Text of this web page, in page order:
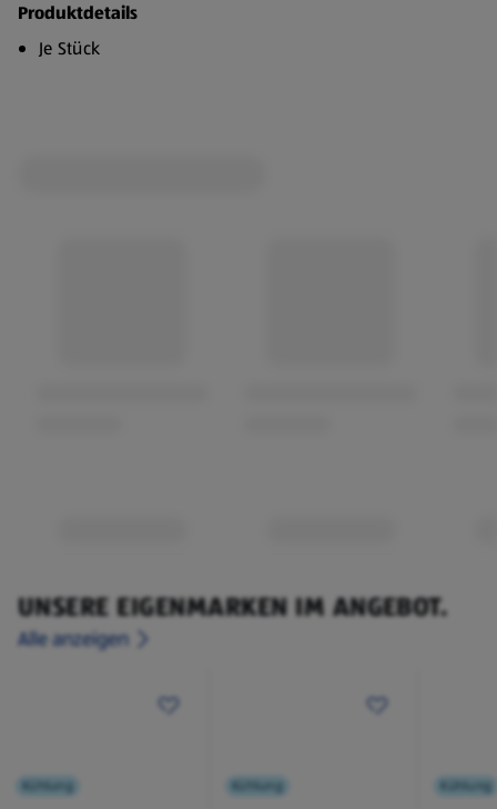
Produktdetails
Je Stück
UNSERE EIGENMARKEN IM ANGEBOT.
Alle anzeigen
Kühlung Kühlung Kühlung